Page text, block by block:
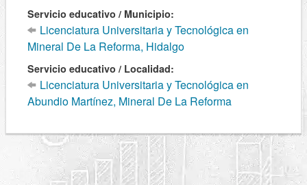
Servicio educativo / Municipio:
Licenciatura Universitaria y Tecnológica en
Mineral De La Reforma, Hidalgo
Servicio educativo / Localidad:
Licenciatura Universitaria y Tecnológica en
Abundio Martínez, Mineral De La Reforma